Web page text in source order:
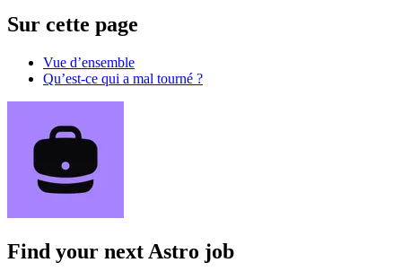
Sur cette page
Vue d’ensemble
Qu’est-ce qui a mal tourné ?
Find your next Astro job